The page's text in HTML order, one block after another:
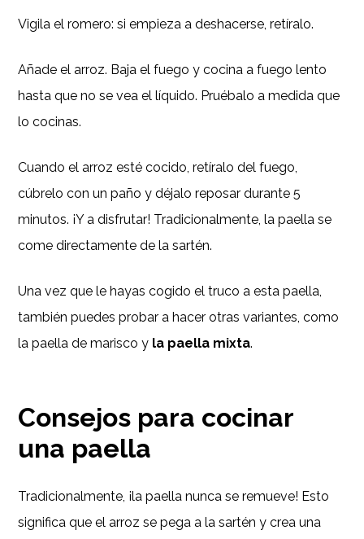
Vigila el romero: si empieza a deshacerse, retíralo.
Añade el arroz. Baja el fuego y cocina a fuego lento
hasta que no se vea el líquido. Pruébalo a medida que
lo cocinas.
Cuando el arroz esté cocido, retíralo del fuego,
cúbrelo con un paño y déjalo reposar durante 5
minutos. ¡Y a disfrutar! Tradicionalmente, la paella se
come directamente de la sartén.
Una vez que le hayas cogido el truco a esta paella,
también puedes probar a hacer otras variantes, como
la paella de marisco y la paella mixta.
Consejos para cocinar
una paella
Tradicionalmente, ¡la paella nunca se remueve! Esto
significa que el arroz se pega a la sartén y crea una